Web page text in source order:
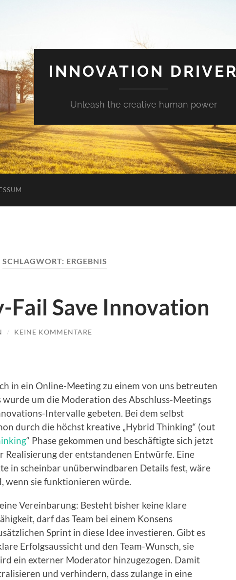
INNOVATION DRIVER
Unleash the creative human power
SCHLAGWORT: ERGEBNIS
Fail Save Innovation
/ KEINE KOMMENTARE
in ein Online-Meeting zu einem von uns betreuten
wurde um die Moderation des Abschluss-Meetings
Intervalle gebeten. Bei dem selbst
durch die höchst kreative „Hybrid Thinking“ (out
“ Phase gekommen und beschäftigte sich jetzt
Realisierung der entstandenen Entwürfe. Eine
in scheinbar unüberwindbaren Details fest, wäre
wenn sie funktionieren würde.
Vereinbarung: Besteht bisher keine klare
darf das Team bei einem Konsens
Sprint in diese Idee investieren. Gibt es
Erfolgsaussicht und den Team-Wunsch, sie
ein externer Moderator hinzugezogen. Damit
und verhindern, dass zulange in eine